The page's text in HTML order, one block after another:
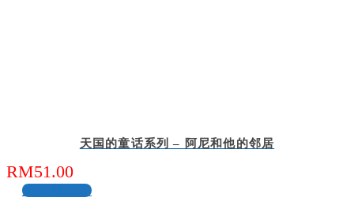
天国的童话系列 – 阿尼和他的邻居
RM51.00
加入购物车